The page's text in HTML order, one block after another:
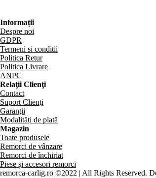
Informații
Despre noi
GDPR
Termeni si conditii
Politica Retur
Politica Livrare
ANPC
Relaţii Clienţi
Contact
Suport Clienţi
Garanţii
Modalități de plată
Magazin
Toate produsele
Remorci de vânzare
Remorci de închiriat
Piese și accesori remorci
remorca-carlig.ro ©2022 | All Rights Reserved.